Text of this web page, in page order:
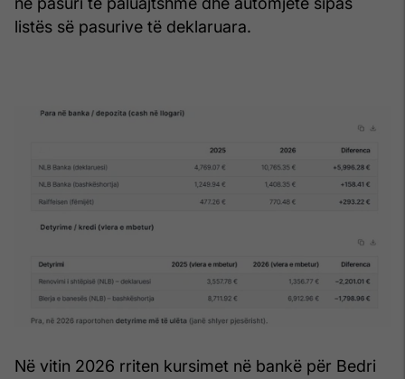
listës së pasurive të deklaruara.
Në vitin 2026 rriten kursimet në bankë për Bedri